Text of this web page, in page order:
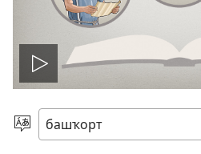
Уйнатыу
Телде
һайлағыҙ